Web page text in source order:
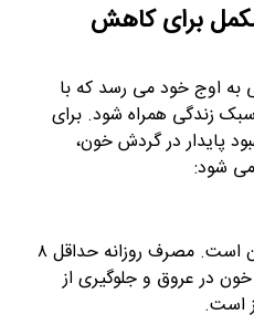
برای کاهش
به اوج خود می رسد که با
زندگی همراه شود. برای
پایدار در گردش خون،
می شود:
است. مصرف روزانه حداقل۸
در عروق و جلوگیری از
است.